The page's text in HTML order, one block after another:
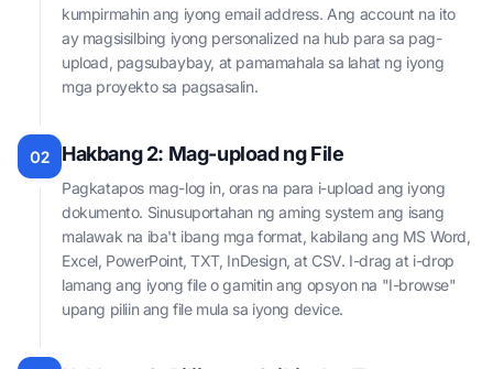
kumpirmahin ang iyong email address. Ang account na ito
ay magsisilbing iyong personalized na hub para sa pag-
upload, pagsubaybay, at pamamahala sa lahat ng iyong
mga proyekto sa pagsasalin.
02 Hakbang 2: Mag-upload ng File
Pagkatapos mag-log in, oras na para i-upload ang iyong
dokumento. Sinusuportahan ng aming system ang isang
malawak na iba't ibang mga format, kabilang ang MS Word,
Excel, PowerPoint, TXT, InDesign, at CSV. I-drag at i-drop
lamang ang iyong file o gamitin ang opsyon na "I-browse"
upang piliin ang file mula sa iyong device.